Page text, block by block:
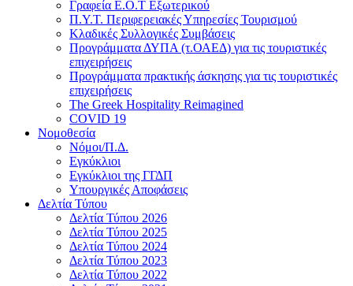
Γραφεία Ε.Ο.Τ Εξωτερικού
Π.Υ.Τ. Περιφερειακές Υπηρεσίες Τουρισμού
Κλαδικές Συλλογικές Συμβάσεις
Προγράμματα ΔΥΠΑ (τ.ΟΑΕΔ) για τις τουριστικές
επιχειρήσεις
Προγράμματα πρακτικής άσκησης για τις τουριστικές
επιχειρήσεις
The Greek Hospitality Reimagined
COVID 19
Νομοθεσία
Νόμοι/Π.Δ.
Εγκύκλιοι
Εγκύκλιοι της ΓΓΔΠ
Υπουργικές Αποφάσεις
Δελτία Τύπου
Δελτία Τύπου 2026
Δελτία Τύπου 2025
Δελτία Τύπου 2024
Δελτία Τύπου 2023
Δελτία Τύπου 2022